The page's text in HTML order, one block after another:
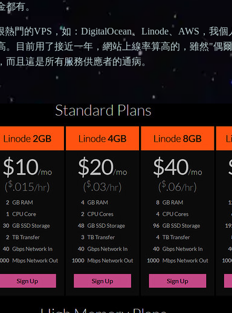
有。
門的VPS，如：DigitalOcean、Linode、AWS，我
目前用了接近一年，網站上線率算高的，雖然"偶
且這是所有服務供應者的通病。